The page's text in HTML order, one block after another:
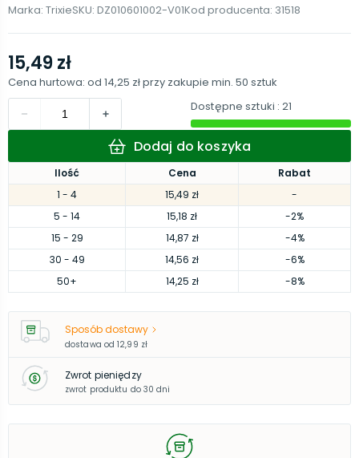
Marka: TrixieSKU: DZ010601002-V01Kod producenta: 31518
Ilość Cena
Rabat
1 - 4 15,49 zł
-
5 - 14 15,18 zł
-2%
15 - 29 14,87 zł
-4%
30 - 49 14,56 zł
-6%
50+ 14,25 zł -8%
15,49 zł
Cena hurtowa: od 14,25 złprzy zakupie min. 50 sztuk
Dostępne sztuki : 21
Dodaj do koszyka
Sposób dostawy
dostawa od 12,99 zł
Zwrot pieniędzy
zwrot produktu do 30 dni